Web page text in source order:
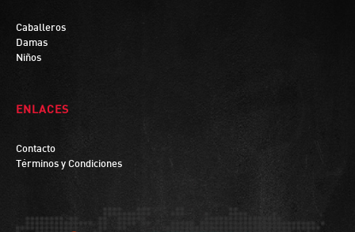
Caballeros
Damas
Niños
ENLACES
Contacto
Términos y Condiciones